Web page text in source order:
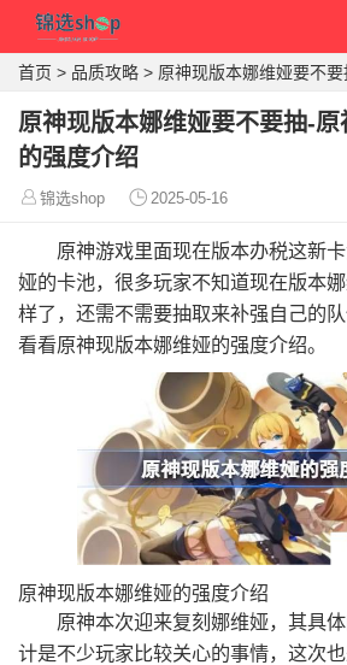
首页 > 品质攻略 > 原神现版本娜维娅要不
度介绍
原神现版本娜维娅要不要抽-
的强度介绍
锦选shop 2025-05-16
原神游戏里面现在版本办税这新卡
娅的卡池，很多玩家不知道现在版本
样了，还需不需要抽取来补强自己的
看看原神现版本娜维娅的强度介绍。
原神现版本娜维娅的强度介绍
原神本次迎来复刻娜维娅，其具体
计是不少玩家比较关心的事情，这次